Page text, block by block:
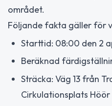
området.
Följande fakta gäller för
Starttid: 08:00 den 2
Beräknad
Sträcka: Väg 13 från
Cirkulationsplats Höör